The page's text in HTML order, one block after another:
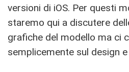
versioni di iOS. Per questi
staremo qui a discutere
grafiche del modello ma ci
semplicemente sul design